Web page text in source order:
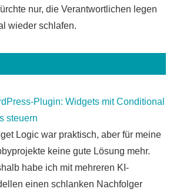
nur, die Verantwortlichen legen
wieder schlafen.
Plugin: Widgets mit Conditional
steuern
Logic war praktisch, aber für meine
keine gute Lösung mehr.
habe ich mit mehreren KI-
einen schlanken Nachfolger